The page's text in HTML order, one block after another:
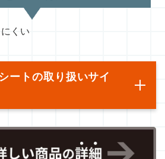
くい
ートの取り扱いサイ